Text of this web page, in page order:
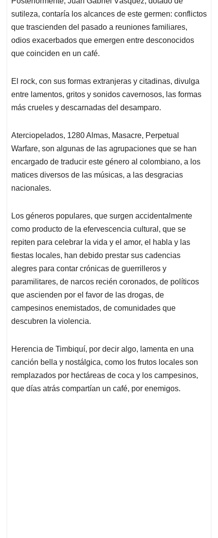
sutileza, contaría los alcances de este germen: conflictos
que trascienden del pasado a reuniones familiares,
odios exacerbados que emergen entre desconocidos
que coinciden en un café.
El rock, con sus formas extranjeras y citadinas, divulga
entre lamentos, gritos y sonidos cavernosos, las formas
más crueles y descarnadas del desamparo.
Aterciopelados, 1280 Almas, Masacre, Perpetual
Warfare, son algunas de las agrupaciones que se han
encargado de traducir este género al colombiano, a los
matices diversos de las músicas, a las desgracias
nacionales.
Los géneros populares, que surgen accidentalmente
como producto de la efervescencia cultural, que se
repiten para celebrar la vida y el amor, el habla y las
fiestas locales, han debido prestar sus cadencias
alegres para contar crónicas de guerrilleros y
paramilitares, de narcos recién coronados, de políticos
que ascienden por el favor de las drogas, de
campesinos enemistados, de comunidades que
descubren la violencia.
Herencia de Timbiquí, por decir algo, lamenta en una
canción bella y nostálgica, como los frutos locales son
remplazados por hectáreas de coca y los campesinos,
que días atrás compartían un café, por enemigos.